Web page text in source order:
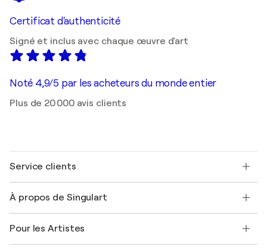
Certificat d'authenticité
Signé et inclus avec chaque œuvre d'art
Noté 4,9/5 par les acheteurs du monde entier
Plus de 20 000 avis clients
Service clients
Expédition
Offrir une carte cadeau
Rejoignez notre programme commercial
À propos de Singulart
FAQ
Pour les Artistes